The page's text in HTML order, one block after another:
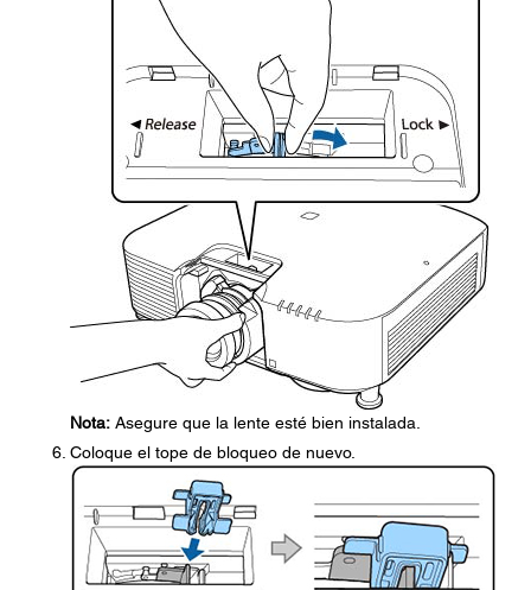
Nota: Asegure que la lente esté bien instalada.
Coloque el tope de bloqueo de nuevo.